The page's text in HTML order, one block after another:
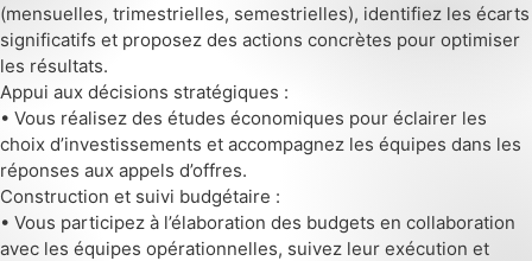
(mensuelles, trimestrielles, semestrielles), identifiez les écarts
significatifs et proposez des actions concrètes pour optimiser
les résultats.
Appui aux décisions stratégiques :
• Vous réalisez des études économiques pour éclairer les
choix d’investissements et accompagnez les équipes dans les
réponses aux appels d’offres.
Construction et suivi budgétaire :
• Vous participez à l’élaboration des budgets en collaboration
avec les équipes opérationnelles, suivez leur exécution et